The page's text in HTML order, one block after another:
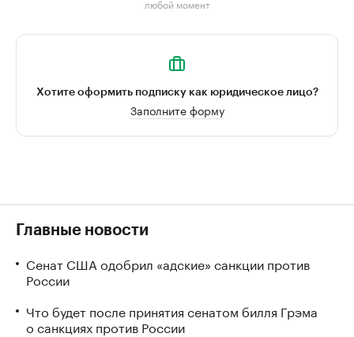
любой момент
Хотите оформить подписку как юридическое лицо?
Заполните форму
Главные новости
Сенат США одобрил «адские» санкции против
России
Что будет после принятия сенатом билля Грэма
о санкциях против России